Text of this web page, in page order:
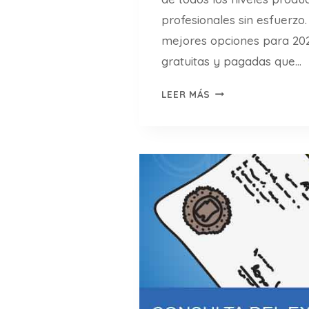
(
G
A
A
P
I
X
E
L
P
H
O
profesionales sin
mejores opciones para
gratuitas y pagadas que…
LEER MÁS
E
N
E
R
A
R
E
S